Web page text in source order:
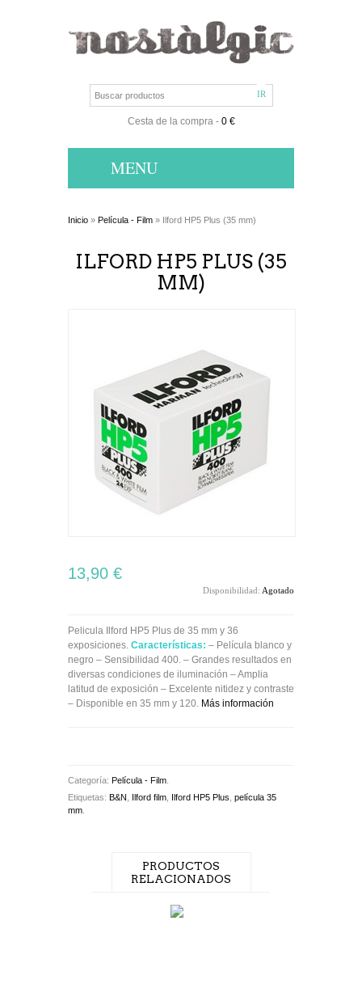
Cesta de la compra- 0 €
MENU
Inicio » Película - Film » Ilford HP5 Plus (35 mm)
ILFORD HP5 PLUS (35
MM)
13,90 €
Disponibilidad: Agotado
Pelicula Ilford HP5 Plus de 35 mm y 36
exposiciones. Características: – Película blanco y
negro – Sensibilidad 400. – Grandes resultados en
diversas condiciones de iluminación – Amplia
latitud de exposición – Excelente nitidez y contraste
– Disponible en 35 mm y 120. Más información
Categoría: Película - Film
Etiquetas: B&N Ilford film Ilford HP5 Plus película 35
mm
PRODUCTOS
RELACIONADOS